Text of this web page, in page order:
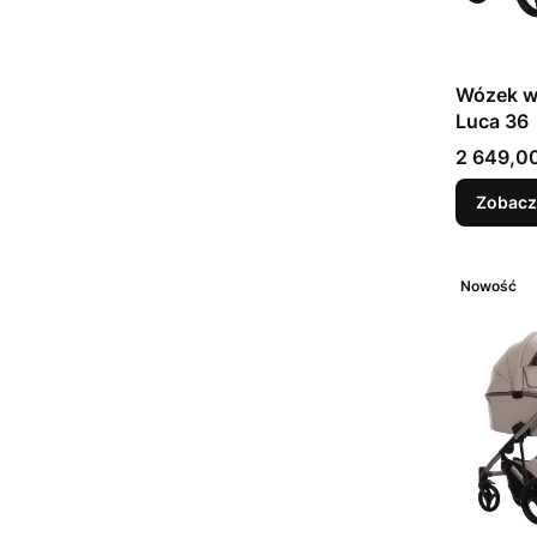
Wózek
Luca 36
Cena
2
Nowość